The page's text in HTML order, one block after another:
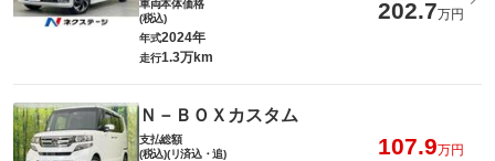
車両本体価格
(税込)
202.7万円
年式2024年
走行1.3万km
Ｎ－ＢＯＸカスタム
支払総額
(税込)(リ済込・追)
107.9万円